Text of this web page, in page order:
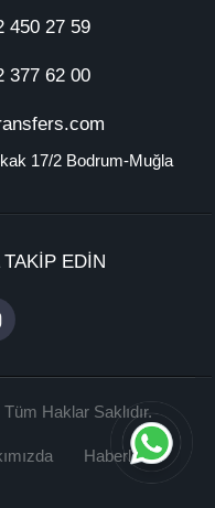
450 27 59
377 62 00
17/2 Bodrum-Muğla
EDİN
Tüm Haklar Saklıdır.
Haberler